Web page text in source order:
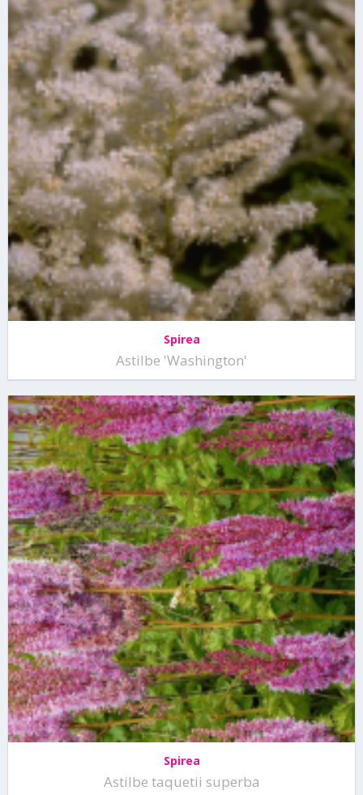
Spirea
Astilbe 'Washington'
Spirea
Astilbe taquetii superba